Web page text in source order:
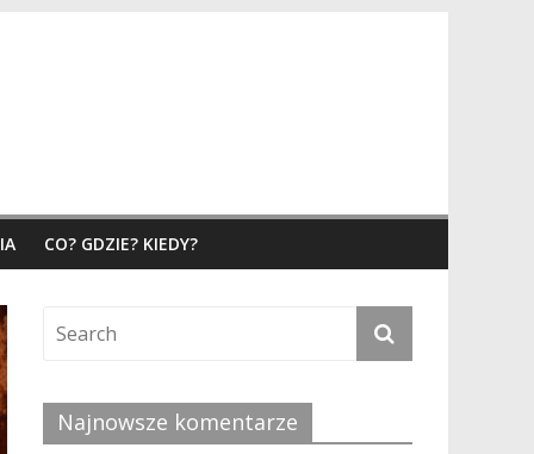
CO? GDZIE? KIEDY?
Najnowsze komentarze